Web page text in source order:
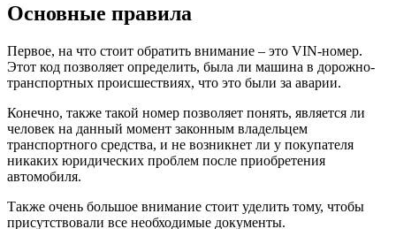
Основные правила
Первое, на что стоит обратить внимание – это VIN-номер.
Этот код позволяет определить, была ли машина в дорожно-
транспортных происшествиях, что это были за аварии.
Конечно, также такой номер позволяет понять, является ли
человек на данный момент законным владельцем
транспортного средства, и не возникнет ли у покупателя
никаких юридических проблем после приобретения
автомобиля.
Также очень большое внимание стоит уделить тому, чтобы
присутствовали все необходимые документы.